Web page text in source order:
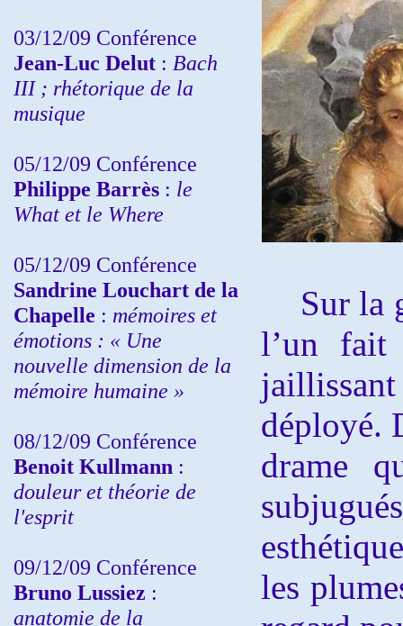
03/12/09 Conférence
Jean-Luc Delut : Bach
III ; rhétorique de la
musique
05/12/09 Conférence
Philippe Barrès : le
What et le Where
05/12/09 Conférence
Sandrine Louchart de la
Chapelle : mémoires et
émotions : « Une
nouvelle dimension de la
mémoire humaine »
08/12/09 Conférence
Benoit Kullmann :
douleur et théorie de
l'esprit
09/12/09 Conférence
Bruno Lussiez :
anatomie de la
Sur la
l’un fait
déployé.
drame
les